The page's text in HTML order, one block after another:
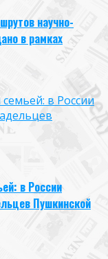
научно-
в рамках
в России
в России
Пушкинской